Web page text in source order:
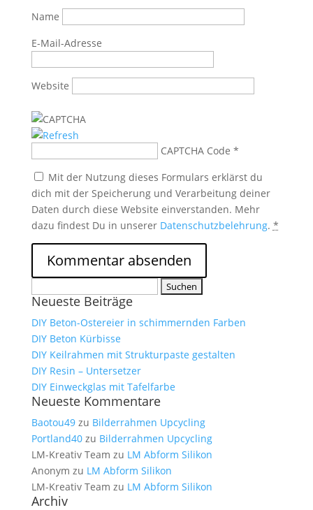
Name
E-Mail-Adresse
Website
CAPTCHA Code *
Mit der Nutzung dieses Formulars erklärst du
dich mit der Speicherung und Verarbeitung deiner
Daten durch diese Website einverstanden. Mehr
dazu findest Du in unserer Datenschutzbelehrung. *
nach:
Neueste Beiträge
DIY Beton-Ostereier in schimmernden Farben
DIY Beton Kürbisse
DIY Keilrahmen mit Strukturpaste gestalten
DIY Resin – Untersetzer
DIY Einweckglas mit Tafelfarbe
Neueste Kommentare
Baotou49zu Bilderrahmen Upcycling
Portland40zu Bilderrahmen Upcycling
LM-Kreativ Team zu LM Abform Silikon
Anonym zu LM Abform Silikon
LM-Kreativ Team zu LM Abform Silikon
Archiv